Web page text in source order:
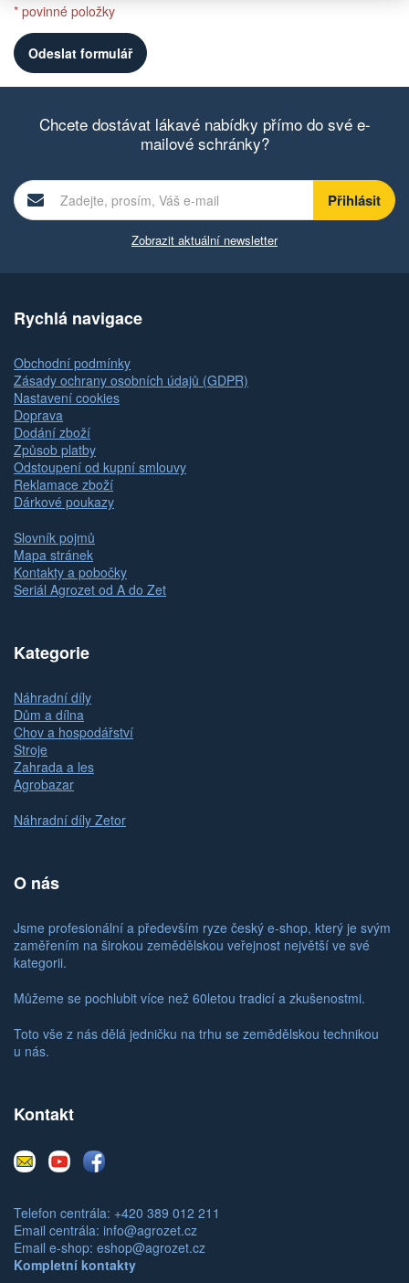
* povinné položky
Chcete dostávat lákavé nabídky přímo do své e-
mailové schránky?
Zobrazit aktuální newsletter
Rychlá navigace
Obchodní podmínky
Zásady ochrany osobních údajů (GDPR)
Nastavení cookies
Doprava
Dodání zboží
Způsob platby
Odstoupení od kupní smlouvy
Reklamace zboží
Dárkové poukazy
Slovník pojmů
Mapa stránek
Kontakty a pobočky
Seriál Agrozet od A do Zet
Kategorie
Náhradní díly
Dům a dílna
Chov a hospodářství
Stroje
Zahrada a les
Agrobazar
Náhradní díly Zetor
O nás
Jsme profesionální a především ryze český e-shop, který je svým
zaměřením na širokou zemědělskou veřejnost největší ve své
kategorii.
Můžeme se pochlubit více než 60letou tradicí a zkušenostmi.
Toto vše z nás dělá jedničku na trhu se zemědělskou technikou
u nás.
Kontakt
E-
mail
YoutubeFacebook
Telefon centrála: +420 389 012 211
Email centrála: info@agrozet.cz
Email e-shop: eshop@agrozet.cz
Kompletní kontakty